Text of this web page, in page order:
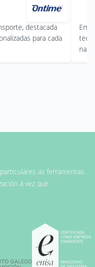
destacada
para cada
na
as ferramentas
á vez que